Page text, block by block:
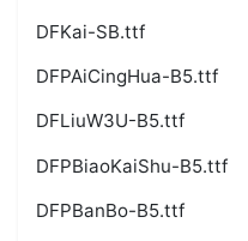
DFKai-SB.ttf
DFPAiCingHua-B5.ttf
DFLiuW3U-B5.ttf
DFPBiaoKaiShu-B5.ttf
DFPBanBo-B5.ttf